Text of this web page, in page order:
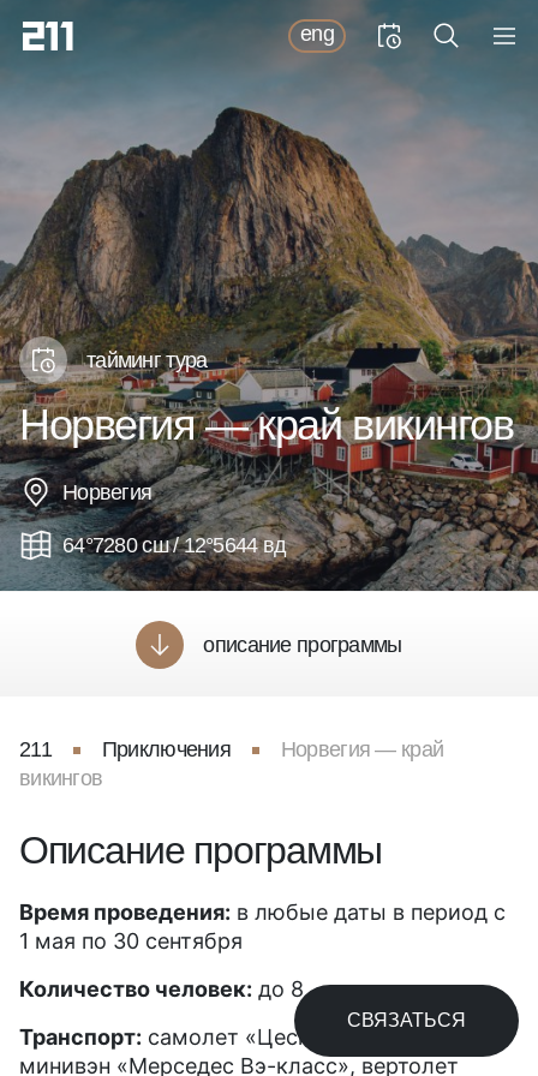
eng
тайминг тура
Норвегия — край викингов
Норвегия
64°7280 сш / 12°5644 вд
описание программы
211 Приключения
Норвегия — край
викингов
Описание программы
Время проведения: в любые даты в период с
1 мая по 30 сентября
Количество человек: до 8
Транспорт: самолет «Цесна Цайтейшн»,
минивэн «Мерседес Вэ-класс», вертолет
СВЯЗАТЬСЯ